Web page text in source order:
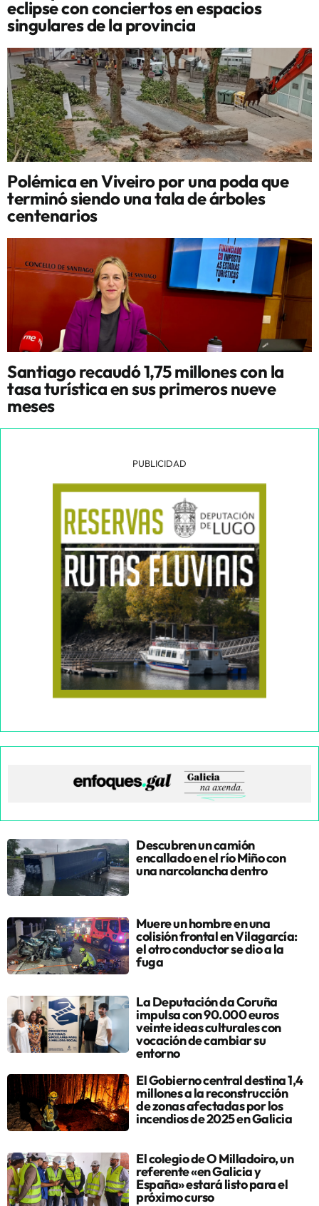
eclipse con conciertos en espacios
singulares de la provincia
Polémica en Viveiro por una poda que
terminó siendo una tala de árboles
centenarios
Santiago recaudó 1,75 millones con la
tasa turística en sus primeros nueve
meses
PUBLICIDAD
Descubren un camión
encallado en el río Miño con
una narcolancha dentro
Muere un hombre en una
colisión frontal en Vilagarcía:
el otro conductor se dio a la
fuga
La Deputación da Coruña
impulsa con 90.000 euros
veinte ideas culturales con
vocación de cambiar su
entorno
El Gobierno central destina 1,4
millones a la reconstrucción
de zonas afectadas por los
incendios de 2025 en Galicia
El colegio de O Milladoiro, un
referente «en Galicia y
España» estará listo para el
próximo curso